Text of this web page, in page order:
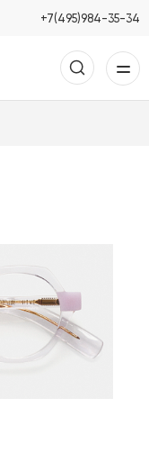
+7(495)984-35-34